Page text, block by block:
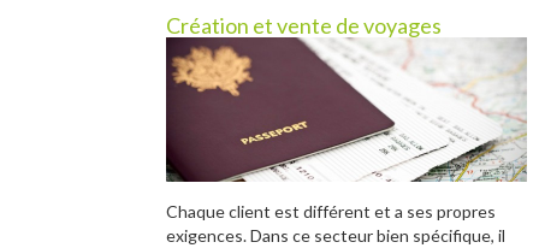
Création et vente de voyages
Chaque client est différent et a ses propres
exigences. Dans ce secteur bien spécifique, il